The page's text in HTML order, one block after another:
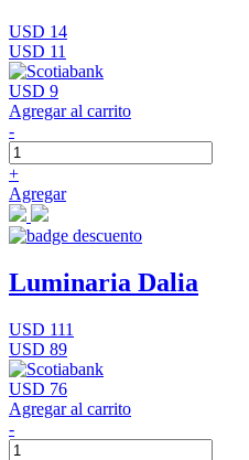
USD 14
USD 11
USD 9
Agregar al carrito
-
+
Agregar
Luminaria Dalia
USD 111
USD 89
USD 76
Agregar al carrito
-